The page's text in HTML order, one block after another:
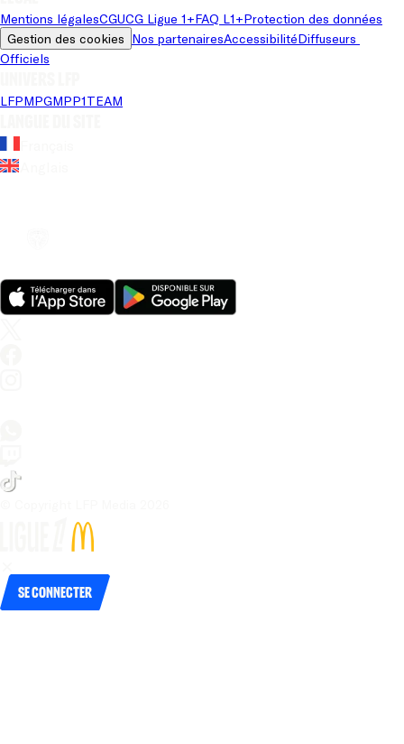
Mentions légalesCGUCG Ligue 1+FAQ L1+Protection des données
Gestion des cookies Nos partenairesAccessibilitéDiffuseurs
Officiels
LFPMPGMPP1TEAM
Se connecter